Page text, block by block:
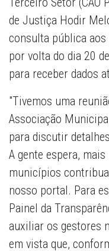
de Justiça Hodir
consulta pública aos
por volta do dia 20
para receber dados
"Tivemos uma
Associação
para discutir
A gente espera,
municípios
nosso portal. Para
Painel da
auxiliar os gestores
em vista que,